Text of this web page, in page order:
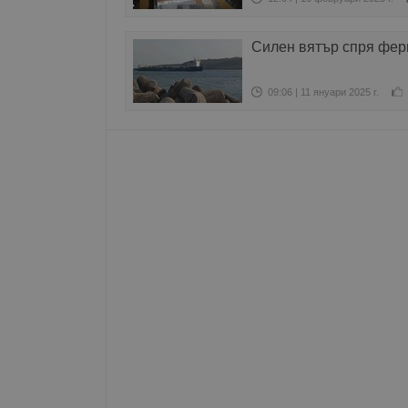
Силен вятър спря
09:06 | 11 януари 2025 г.